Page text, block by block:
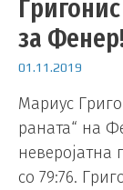
за
01.11.2019
Мариус
раната“ на
неверојатна
со 79:76.